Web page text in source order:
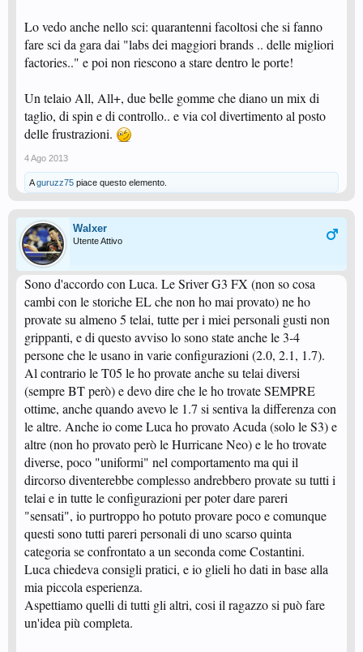
Lo vedo anche nello sci: quarantenni facoltosi che si fanno
fare sci da gara dai "labs dei maggiori brands .. delle migliori
factories.." e poi non riescono a stare dentro le porte!
Un telaio All, All+, due belle gomme che diano un mix di
taglio, di spin e di controllo.. e via col divertimento al posto
delle frustrazioni.
4 Ago 2013
Aguruzz75 piace questo elemento.
Walxer
Utente Attivo
Sono d'accordo con Luca. Le Sriver G3 FX (non so cosa
cambi con le storiche EL che non ho mai provato) ne ho
provate su almeno 5 telai, tutte per i miei personali gusti non
grippanti, e di questo avviso lo sono state anche le 3-4
persone che le usano in varie configurazioni (2.0, 2.1, 1.7).
Al contrario le T05 le ho provate anche su telai diversi
(sempre BT però) e devo dire che le ho trovate SEMPRE
ottime, anche quando avevo le 1.7 si sentiva la differenza con
le altre. Anche io come Luca ho provato Acuda (solo le S3) e
altre (non ho provato però le Hurricane Neo) e le ho trovate
diverse, poco "uniformi" nel comportamento ma qui il
dircorso diventerebbe complesso andrebbero provate su tutti i
telai e in tutte le configurazioni per poter dare pareri
"sensati", io purtroppo ho potuto provare poco e comunque
questi sono tutti pareri personali di uno scarso quinta
categoria se confrontato a un seconda come Costantini.
Luca chiedeva consigli pratici, e io glieli ho dati in base alla
mia piccola esperienza.
Aspettiamo quelli di tutti gli altri, cosi il ragazzo si può fare
un'idea più completa.